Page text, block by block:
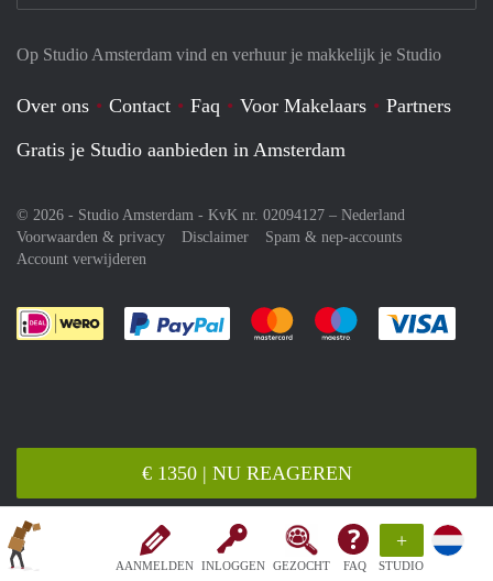
AANMELDEN INLOGGEN GEZOCHT FAQ
+
STUDIO
€ 1350 | NU REAGEREN
Op Studio Amsterdam vind en verhuur je makkelijk je Studio
Over ons Contact Faq Voor Makelaars
Partners
Gratis je Studio aanbieden in Amsterdam
© 2026 - Studio Amsterdam - KvK nr. 02094127 – Nederland
Voorwaarden & privacy
Disclaimer
Spam & nep-accounts
Account verwijderen
Je rekent gemakkelijk af met Paypal
Je rekent gemakkelijk af met
Je rekent